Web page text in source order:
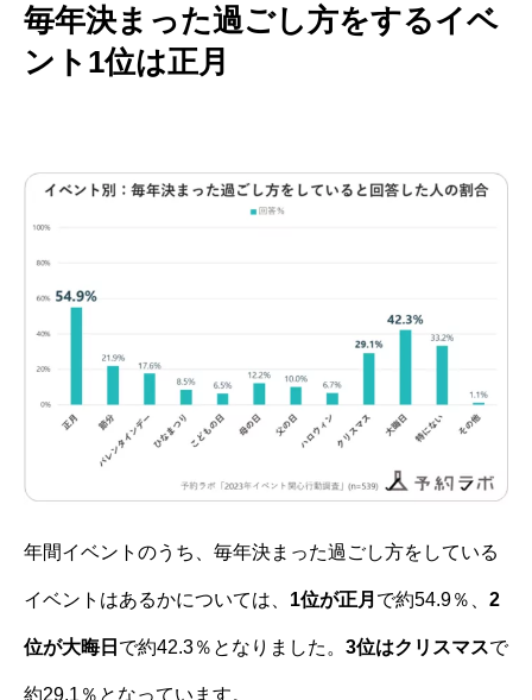
毎年決まった過ごし方をするイベ
ント1位は正月
年間イベントのうち、毎年決まった過ごし方をしている
イベントはあるかについては、 1位が正月 で約54.9％、 2
位が大晦日 で約42.3％となりました。 3位はクリスマスで
約29.1％となっています。